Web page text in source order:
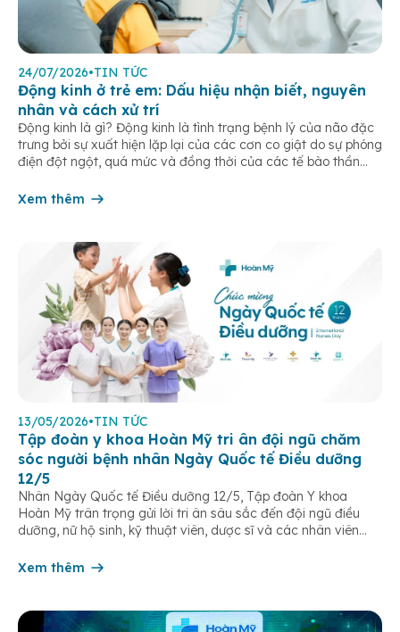
24/07/2026•TIN TỨC
Động kinh ở trẻ em: Dấu hiệu nhận biết, nguyên
nhân và cách xử trí
Động kinh là gì? Động kinh là tình trạng bệnh lý của não đặc
trưng bởi sự xuất hiện lặp lại của các cơn co giật do sự phóng
điện đột ngột, quá mức và đồng thời của các tế bào thần
Xem thêm
13/05/2026•TIN TỨC
Tập đoàn y khoa Hoàn Mỹ tri ân đội ngũ chăm
sóc người bệnh nhân Ngày Quốc tế Điều dưỡng
12/5
Nhân Ngày Quốc tế Điều dưỡng 12/5, Tập đoàn Y khoa
Hoàn Mỹ trân trọng gửi lời tri ân sâu sắc đến đội ngũ điều
dưỡng, nữ hộ sinh, kỹ thuật viên, dược sĩ và các nhân viên
âm thầm đồng hành trên […]
Xem thêm